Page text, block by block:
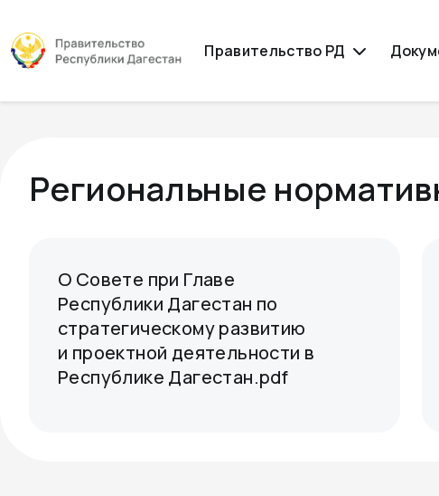
Правительство РД
Региональные
О Совете при Главе
Республики Дагестан по
стратегическому развитию
и проектной деятельности в
Республике Дагестан.pdf